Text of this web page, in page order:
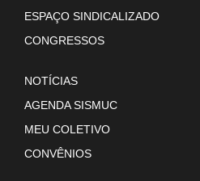
ESPAÇO SINDICALIZADO
CONGRESSOS
NOTÍCIAS
AGENDA SISMUC
MEU COLETIVO
CONVÊNIOS